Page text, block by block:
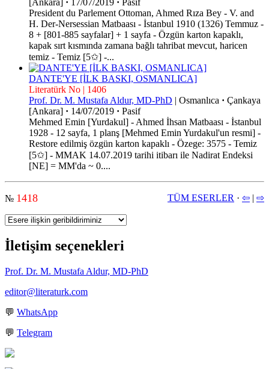
President du Parlement Ottoman, Ahmed Rıza Bey - V. and
H. Der-Nersessian Matbaası - İstanbul 1910 (1326) Temmuz -
8 + [801-885 sayfalar] + 1 sayfa - Özgün karton kapaklı,
kapak sırt kısmında zamana bağlı tahribat mevcut, haricen
temiz - Temiz [5✩] -...
DANTE'YE [İLK BASKI, OSMANLICA]
Literatürk No | 1406
Prof. Dr. M. Mustafa Aldur, MD-PhD | Osmanlıca · Çankaya
[Ankara] · 14/07/2019 · Pasif
Mehmed Emin [Yurdakul] - Ahmed İhsan Matbaası - İstanbul
1928 - 12 sayfa, 1 planş [Mehmed Emin Yurdakul'un resmi] -
Restore edilmiş özgün karton kapaklı - Özege: 3575 - Temiz
[5✩] - MMAK 14.07.2019 tarihi itibarı ile Nadirat Endeksi
[NE] = MM'da ~ 0....
№ 1418 TÜM ESERLER · ⇦ | ⇨
İletişim seçenekleri
Prof. Dr. M. Mustafa Aldur, MD-PhD
editor@literaturk.com
💬 WhatsApp
💬 Telegram